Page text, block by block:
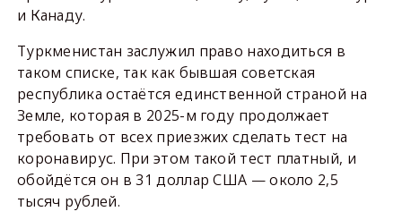
и Канаду.
Туркменистан заслужил право находиться в
таком списке, так как бывшая советская
республика остаётся единственной страной на
Земле, которая в 2025-м году продолжает
требовать от всех приезжих сделать тест на
коронавирус. При этом такой тест платный, и
обойдётся он в 31 доллар США — около 2,5
тысяч рублей.